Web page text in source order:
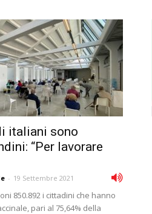
italiani sono
“Per lavorare
- 19 Settembre 2021
850.892 i cittadini che hanno
pari al 75,64% della